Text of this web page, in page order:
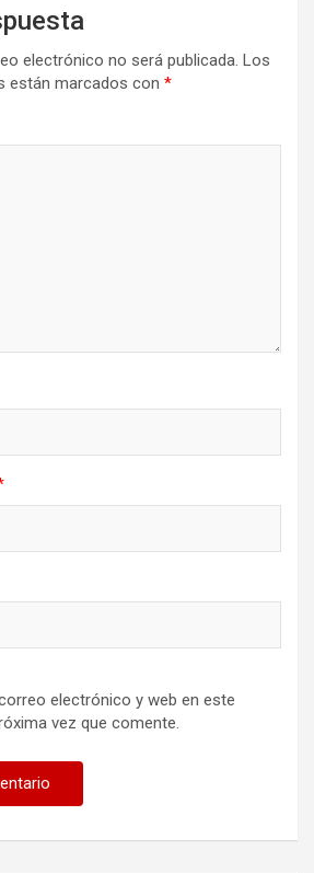
electrónico no será publicada. Los
están marcados con *
electrónico y web en este
vez que comente.